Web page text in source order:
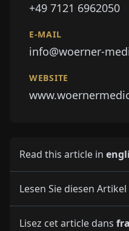
+49 7121 6962050
E-MAIL
info@woerner-
WEBSITE
Read this article in
Lesen Sie diesen Artikel
Lisez cet article dans